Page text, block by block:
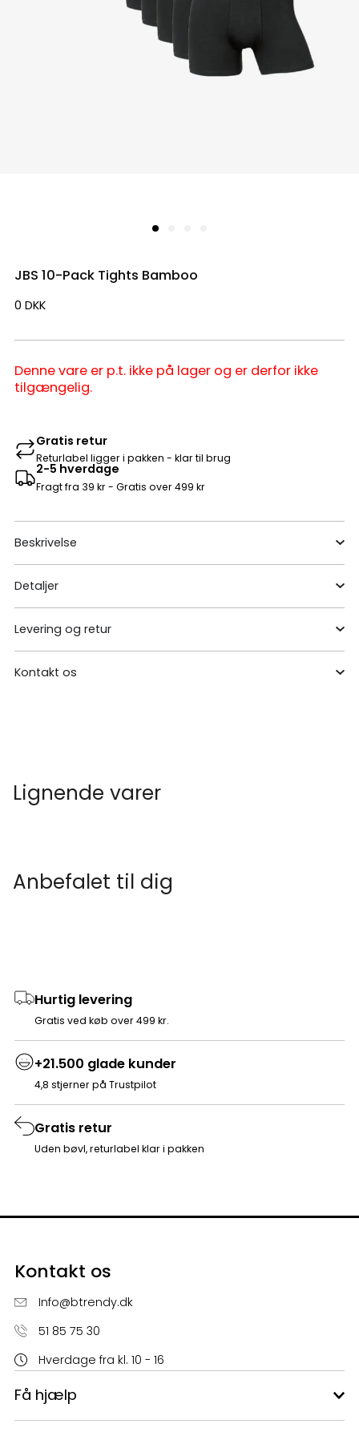
JBS 10-Pack Tights Bamboo
0 DKK
Denne vare er p.t. ikke på lager og er derfor ikke
tilgængelig.
Gratis retur
Returlabel ligger i pakken - klar til brug
2-5 hverdage
Fragt fra 39 kr - Gratis over 499 kr
Beskrivelse
Detaljer
Levering og retur
Kontakt os
Lignende varer
Anbefalet til dig
Hurtig levering
Gratis ved køb over 499 kr.
+21.500 glade kunder
4,8 stjerner på Trustpilot
Gratis retur
Uden bøvl, returlabel klar i pakken
Kontakt os
Info@btrendy.dk
51 85 75 30
Hverdage fra kl. 10 - 16
Få hjælp